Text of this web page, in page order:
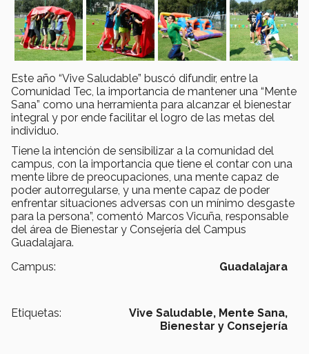
Este año “Vive Saludable” buscó difundir, entre la
Comunidad Tec, la importancia de mantener una “Mente
Sana” como una herramienta para alcanzar el bienestar
integral y por ende facilitar el logro de las metas del
individuo.
Tiene la intención de sensibilizar a la comunidad del
campus, con la importancia que tiene el contar con una
mente libre de preocupaciones, una mente capaz de
poder autorregularse, y una mente capaz de poder
enfrentar situaciones adversas con un mínimo desgaste
para la persona”, comentó Marcos Vicuña, responsable
del área de Bienestar y Consejería del Campus
Guadalajara.
Campus:
Guadalajara
Etiquetas: Vive Saludable, Mente Sana,
Bienestar y Consejería